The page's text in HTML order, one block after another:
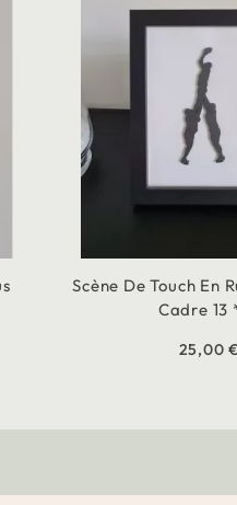
Scène De Touch En
Cadre 13
25,00